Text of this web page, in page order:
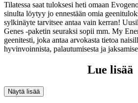
Tilatessa saat tuloksesi heti omaan
sinulta löytyy jo ennestään omia
sylkinäyte tarvitsee antaa vain kerran!
Genes -paketin seuraksi sopii mm. My
geenitesti, joka antaa arvokasta tietoa
hyvinvoinnista, palautumisesta ja
Lue lisää